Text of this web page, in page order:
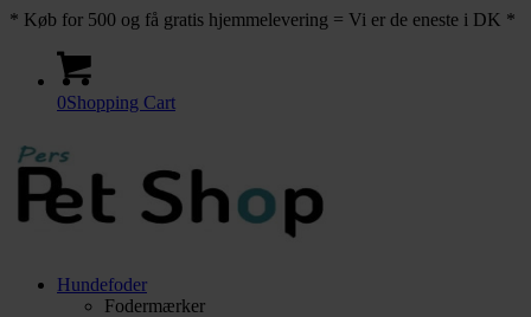
* Køb for 500 og få gratis hjemmelevering = Vi er de eneste i DK *
0Shopping Cart
Hundefoder
Fodermærker